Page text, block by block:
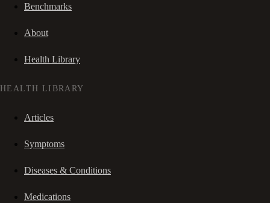
Benchmarks
About
Health Library
HEALTH LIBRARY
Articles
Symptoms
Diseases & Conditions
Medications